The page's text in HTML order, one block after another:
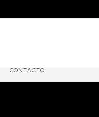
CONTACTO